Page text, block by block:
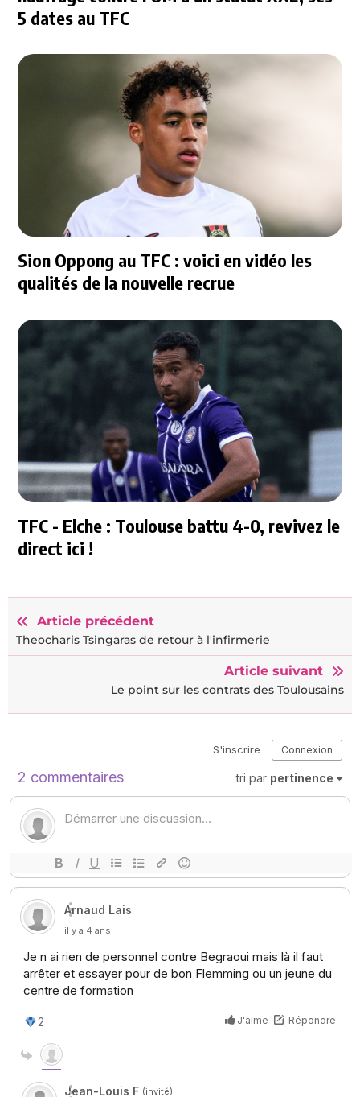
5 dates au TFC
Sion Oppong au TFC : voici en vidéo les
qualités de la nouvelle recrue
TFC - Elche : Toulouse battu 4-0, revivez le
direct ici !
Article précédent
Theocharis Tsingaras de retour à l'infirmerie
Article suivant
Le point sur les contrats des Toulousains